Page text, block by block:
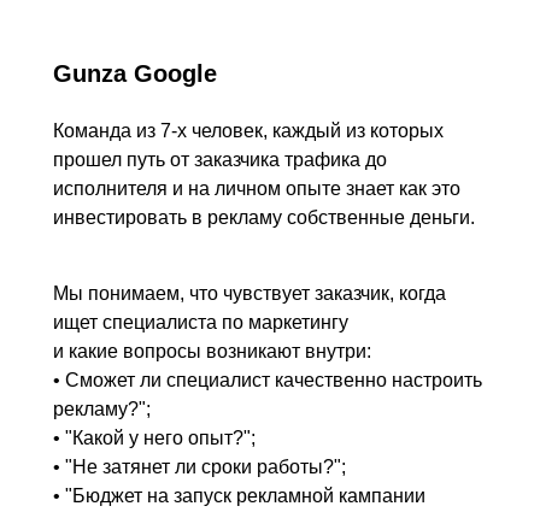
Gunza Google
Команда из 7-х человек, каждый из которых
прошел путь от заказчика трафика до
исполнителя и на личном опыте знает как это
инвестировать в рекламу собственные деньги.
Мы понимаем, что чувствует заказчик, когда
ищет специалиста по маркетингу
и какие вопросы возникают внутри:
• Сможет ли специалист качественно настроить
рекламу?";
• "Какой у него опыт?";
• "Не затянет ли сроки работы?";
• "Бюджет на запуск рекламной кампании